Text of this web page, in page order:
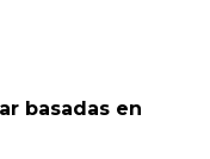
basadas en